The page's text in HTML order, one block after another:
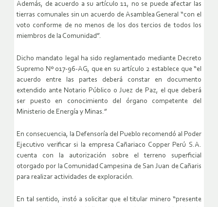
Además, de acuerdo a su artículo 11, no se puede afectar las
tierras comunales sin un acuerdo de Asamblea General “con el
voto conforme de no menos de los dos tercios de todos los
miembros de la Comunidad”.
Dicho mandato legal ha sido reglamentado mediante Decreto
Supremo Nº 017-96-AG, que en su artículo 2 establece que “el
acuerdo entre las partes deberá constar en documento
extendido ante Notario Público o Juez de Paz, el que deberá
ser puesto en conocimiento del órgano competente del
Ministerio de Energía y Minas.”
En consecuencia, la Defensoría del Pueblo recomendó al Poder
Ejecutivo verificar si la empresa Cañariaco Copper Perú S.A.
cuenta con la autorización sobre el terreno superficial
otorgado por la Comunidad Campesina de San Juan de Cañaris
para realizar actividades de exploración.
En tal sentido, instó a solicitar que el titular minero “presente